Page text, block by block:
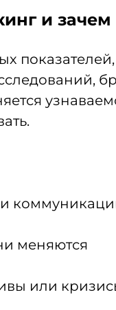
и
меняются
или